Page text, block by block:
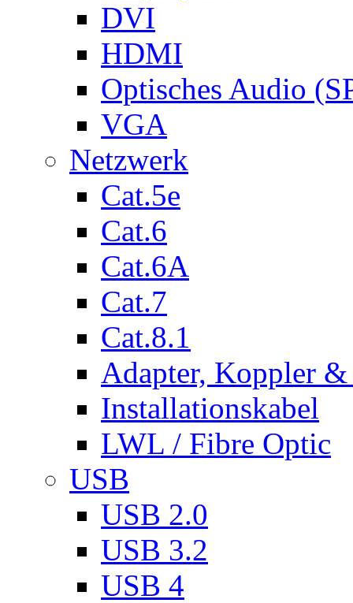
DVI
HDMI
Optisches Audio
VGA
Netzwerk
Cat.5e
Cat.6
Cat.6A
Cat.7
Cat.8.1
Adapter, Koppler &
Installationskabel
LWL / Fibre Optic
USB
USB 2.0
USB 3.2
USB 4